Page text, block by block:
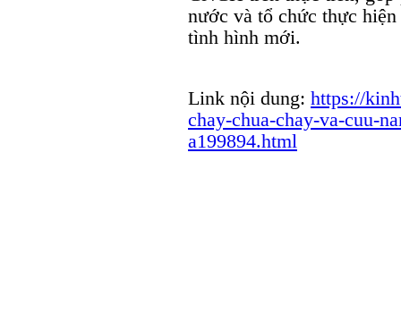
nước và tổ chức thực
tình hình mới.
Link nội dung: https://
chay-chua-chay-va-cuu-
a199894.html